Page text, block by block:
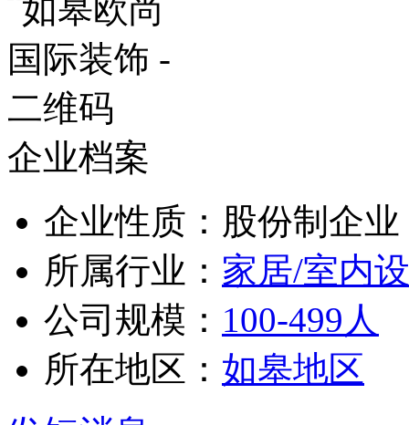
企业档案
企业性质：股份制企业
所属行业： 家居/室内
公司规模： 100-499人
所在地区： 如皋地区